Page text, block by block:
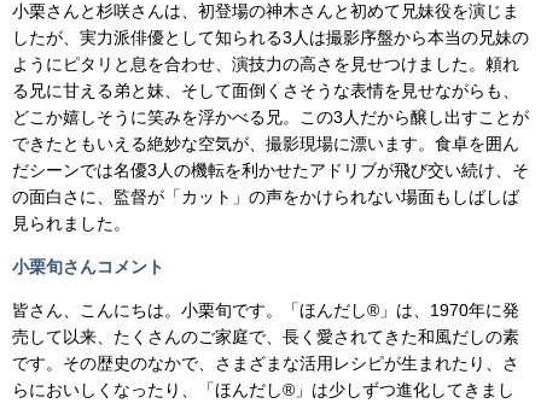
小栗さんと杉咲さんは、初登場の神木さんと初めて兄妹役を演じま
したが、実力派俳優として知られる3人は撮影序盤から本当の兄妹の
ようにピタリと息を合わせ、演技力の高さを見せつけました。頼れ
る兄に甘える弟と妹、そして面倒くさそうな表情を見せながらも、
どこか嬉しそうに笑みを浮かべる兄。この3人だから醸し出すことが
できたともいえる絶妙な空気が、撮影現場に漂います。食卓を囲ん
だシーンでは名優3人の機転を利かせたアドリブが飛び交い続け、そ
の面白さに、監督が「カット」の声をかけられない場面もしばしば
見られました。
小栗旬さんコメント
皆さん、こんにちは。小栗旬です。「ほんだし®」は、1970年に発
売して以来、たくさんのご家庭で、長く愛されてきた和風だしの素
です。その歴史のなかで、さまざまな活用レシピが生まれたり、さ
らにおいしくなったり、「ほんだし®」は少しずつ進化してきまし